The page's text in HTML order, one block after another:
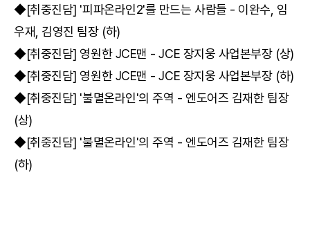
◆[취중진담] '피파온라인2'를 만드는 사람들 - 이완수, 임
우재, 김영진 팀장 (하)
◆[취중진담] 영원한 JCE맨 - JCE 장지웅 사업본부장 (상)
◆[취중진담] 영원한 JCE맨 - JCE 장지웅 사업본부장 (하)
◆[취중진담] '불멸온라인'의 주역 - 엔도어즈 김재한 팀장
(상)
◆[취중진담] '불멸온라인'의 주역 - 엔도어즈 김재한 팀장
(하)